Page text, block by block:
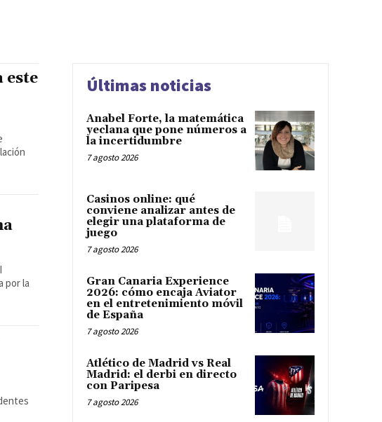
este
por la
Últimas noticias
Anabel Forte, la matemática
yeclana que pone números a
la incertidumbre
7 agosto 2026
Casinos online: qué
conviene analizar antes de
elegir una plataforma de
juego
7 agosto 2026
Gran Canaria Experience
2026: cómo encaja Aviator
en el entretenimiento móvil
de España
7 agosto 2026
Atlético de Madrid vs Real
Madrid: el derbi en directo
con Paripesa
7 agosto 2026